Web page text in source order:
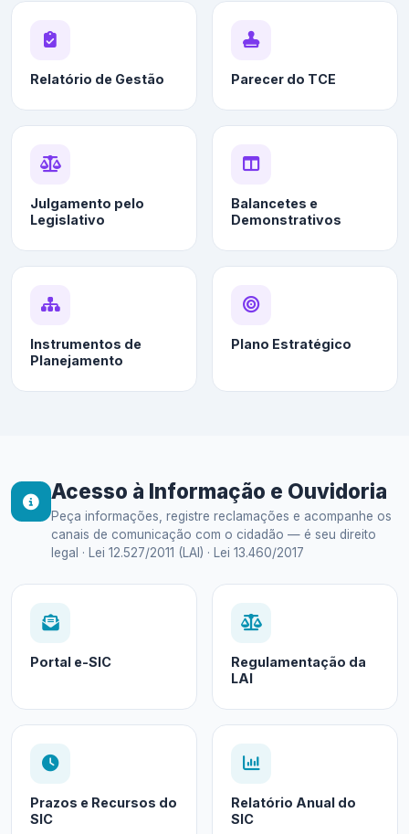
Relatório de Gestão Parecer do TCE
Julgamento pelo
Legislativo
Balancetes e
Demonstrativos
Instrumentos de
Planejamento
Plano Estratégico
Acesso à Informação e Ouvidoria
Peça informações, registre reclamações e acompanhe os
canais de comunicação com o cidadão — é seu direito
legal · Lei 12.527/2011 (LAI) · Lei 13.460/2017
Portal e-SIC
Regulamentação da
LAI
Prazos e Recursos do
SIC
Relatório Anual do
SIC